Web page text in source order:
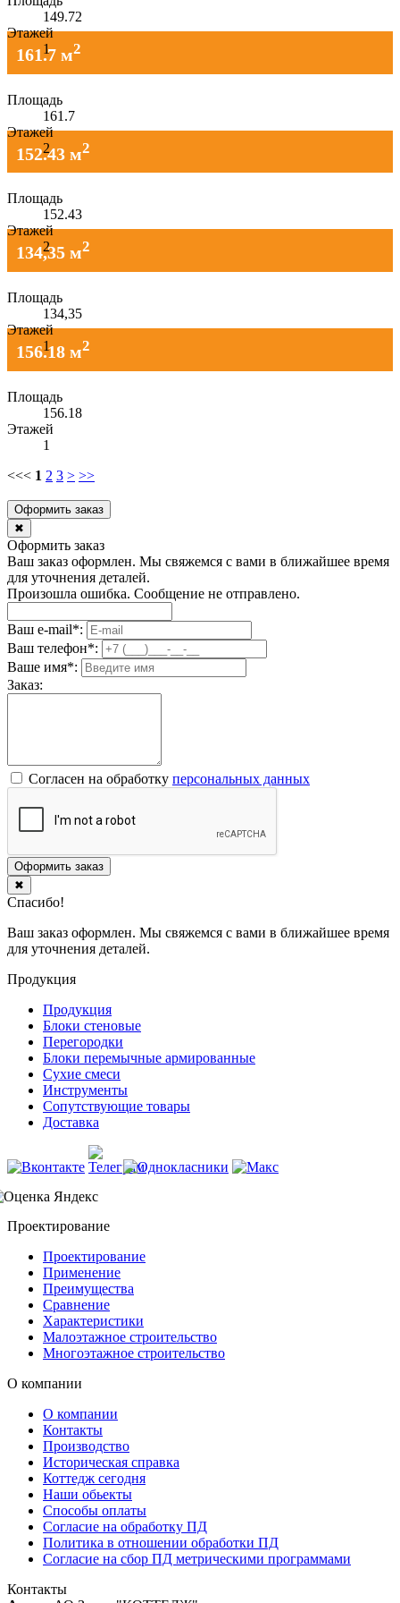
149.72
Этажей
1
161.7 м2
Площадь
161.7
Этажей
2
152.43 м2
Площадь
152.43
Этажей
2
134,35 м2
Площадь
134,35
Этажей
1
156.18 м2
Площадь
156.18
Этажей
1
<<< 1 2 3 > >>
Оформить заказ
✖
Оформить заказ
Ваш заказ оформлен. Мы свяжемся с вами в ближайшее время
для уточнения деталей.
Произошла ошибка. Сообщение не отправлено.
Ваш e-mail*:
Ваш телефон*:
Ваше имя*:
Заказ:
Согласен на обработку персональныx данных
Оформить заказ
✖
Спасибо!
Ваш заказ оформлен. Мы свяжемся с вами в ближайшее время
для уточнения деталей.
Продукция
Продукция
Блоки стеновые
Перегородки
Блоки перемычные армированные
Сухие смеси
Инструменты
Сопутствующие товары
Доставка
Проектирование
Проектирование
Применение
Преимущества
Сравнение
Характеристики
Малоэтажное строительство
Многоэтажное строительство
О компании
О компании
Контакты
Производство
Историческая справка
Коттедж сегодня
Наши обьекты
Способы оплаты
Согласие на обработку ПД
Политика в отношении обработки ПД
Согласие на сбор ПД метрическими программами
Контакты